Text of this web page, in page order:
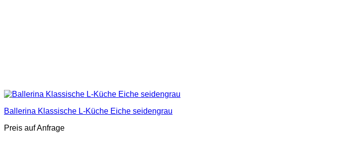
Ballerina Klassische L-Küche Eiche seidengrau
Preis auf Anfrage